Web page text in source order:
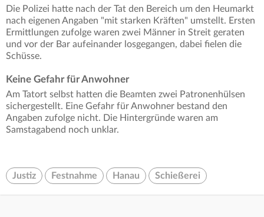
Die Polizei hatte nach der Tat den Bereich um den Heumarkt
nach eigenen Angaben "mit starken Kräften" umstellt. Ersten
Ermittlungen zufolge waren zwei Männer in Streit geraten
und vor der Bar aufeinander losgegangen, dabei fielen die
Schüsse.
Keine Gefahr für Anwohner
Am Tatort selbst hatten die Beamten zwei Patronenhülsen
sichergestellt. Eine Gefahr für Anwohner bestand den
Angaben zufolge nicht. Die Hintergründe waren am
Samstagabend noch unklar.
Justiz Festnahme Hanau Schießerei